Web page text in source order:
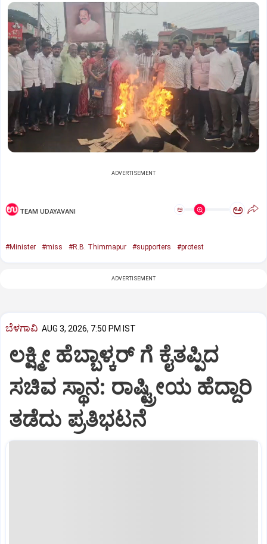
ADVERTISEMENT
TEAM UDAYAVANI ಅ ಅ
#Minister #miss #R.B. Thimmapur #supporters #protest
ADVERTISEMENT
ಬೆಳಗಾವಿ AUG 3, 2026, 7:50 PM IST
ಲಕ್ಷ್ಮೀ ಹೆಬ್ಬಾಳ್ಕರ್ ಗೆ ಕೈತಪ್ಪಿದ
ಸಚಿವ ಸ್ಥಾನ: ರಾಷ್ಟ್ರೀಯ ಹೆದ್ದಾರಿ
ತಡೆದು ಪ್ರತಿಭಟನೆ